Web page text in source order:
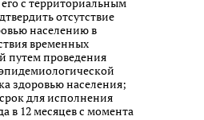
отсутствие
населению в
временных
путем проведения
здоровью населения;
для исполнения
в 12 месяцев с момента